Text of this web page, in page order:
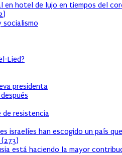
en hotel de lujo en tiempos del
)
socialismo
Lied?
presidenta
de resistencia
israelíes han escogido un país
(273)
está haciendo la mayor